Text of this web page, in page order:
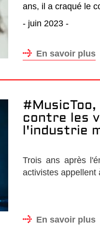
ans, il a craqué le
- juin 2023 -
En savoir plus
contre les
l'industrie
Trois ans après
activistes appellent
En savoir plus